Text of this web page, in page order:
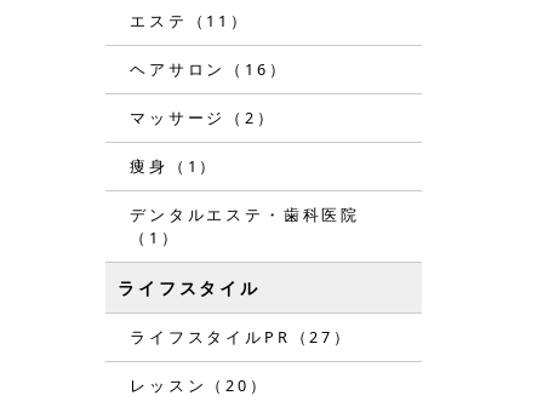
エステ（11）
ヘアサロン（16）
マッサージ（2）
痩身（1）
デンタルエステ・歯科医院
（1）
ライフスタイル
ライフスタイルPR（27）
レッスン（20）